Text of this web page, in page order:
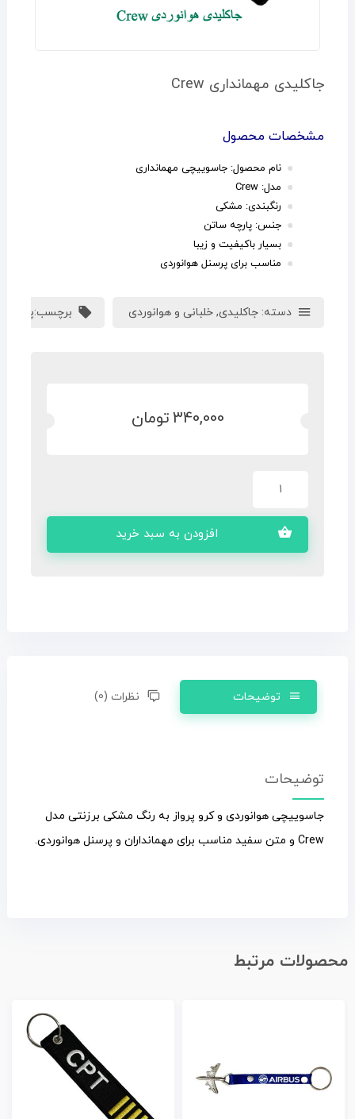
جاکلیدی مهمانداری Crew
مشخصات محصول
نام محصول: جاسوییچی مهمانداری
مدل: Crew
رنگبندی: مشکی
جنس: پارچه ساتن
بسيار باکیفیت و زیبا
مناسب برای پرسنل هوانوردی
دسته: جاکلیدی, خلبانی و هوانوردی برچسب:
340,000تومان
افزودن به سبد خرید
توضیحات نظرات (0)
توضیحات
جاسوییچی هوانوردی و کرو پرواز به رنگ مشکی برزنتی مدل
Crew و متن سفید مناسب برای مهمانداران و پرسنل هوانوردی.
محصولات مرتبط